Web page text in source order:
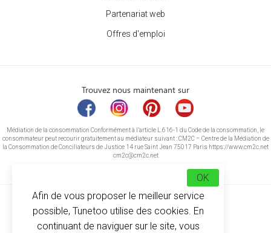
Partenariat web
Offres d'emploi
Trouvez nous maintenant sur
Médiation de la consommation Conformément à l’article L.616-1 du Code de la consommation, le
consommateur peut recourir gratuitement au médiateur suivant : CM2C – Centre de la Médiation de
la Consommation de Conciliateurs de Justice 14 rue Saint Jean 75017 Paris https://www.cm2c.net
cm2c@cm2c.net
Afin de vous proposer le meilleur service
possible, Tunetoo utilise des cookies. En
continuant de naviguer sur le site, vous
OK